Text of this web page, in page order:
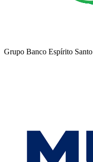
Grupo Banco Espírito Santo